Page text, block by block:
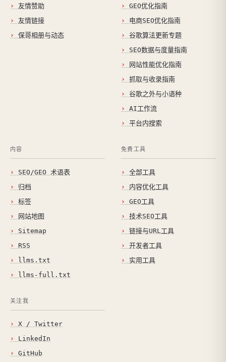
友情赞助
友情链接
保哥相册与动态
GEO优化指南
电商SEO优化指南
谷歌算法更新专题
SEO数据与度量指南
网站性能优化指南
抓取与收录指南
谷歌之外与小语种
AI工作流
平台内搜索
内容
SEO/GEO 术语表
归档
标签
网站地图
Sitemap
RSS
llms.txt
llms-full.txt
免费工具
全部工具
内容优化工具
GEO工具
技术SEO工具
链接与URL工具
开发者工具
实用工具
关注我
X / Twitter
LinkedIn
GitHub